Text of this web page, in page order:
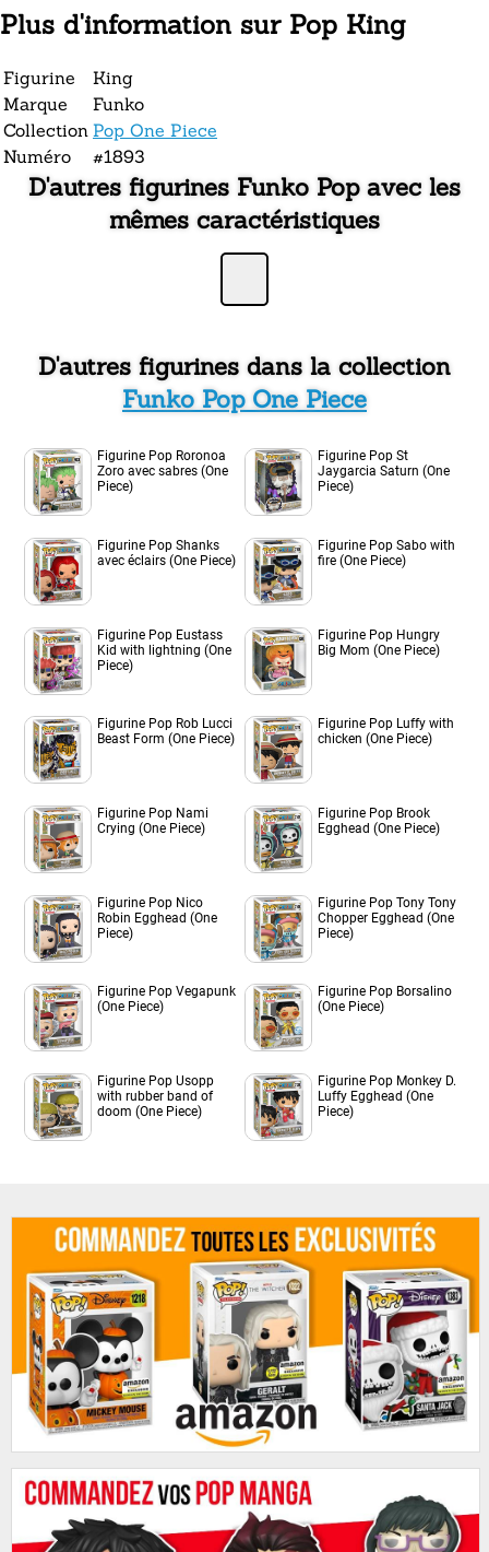
Plus d'information sur Pop King
Figurine
King
Marque
Funko
Collection Pop One Piece
Numéro
#1893
D'autres figurines Funko Pop avec les
mêmes caractéristiques
D'autres figurines dans la collection
Funko Pop One Piece
Figurine Pop Roronoa
Zoro avec sabres (One
Piece)
Figurine Pop St
Jaygarcia Saturn (One
Piece)
Figurine Pop Shanks
avec éclairs (One Piece)
Figurine Pop Sabo with
fire (One Piece)
Figurine Pop Eustass
Kid with lightning (One
Piece)
Figurine Pop Hungry
Big Mom (One Piece)
Figurine Pop Rob Lucci
Beast Form (One Piece)
Figurine Pop Luffy with
chicken (One Piece)
Figurine Pop Nami
Crying (One Piece)
Figurine Pop Brook
Egghead (One Piece)
Figurine Pop Nico
Robin Egghead (One
Piece)
Figurine Pop Tony Tony
Chopper Egghead (One
Piece)
Figurine Pop Vegapunk
(One Piece)
Figurine Pop Borsalino
(One Piece)
Figurine Pop Usopp
with rubber band of
doom (One Piece)
Figurine Pop Monkey D.
Luffy Egghead (One
Piece)